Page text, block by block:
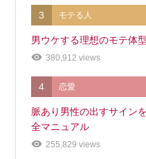
3 モテる人
男ウケする理想のモテ体
380,912 views
4 恋愛
脈あり男性の出すサイン
全マニュアル
255,829 views